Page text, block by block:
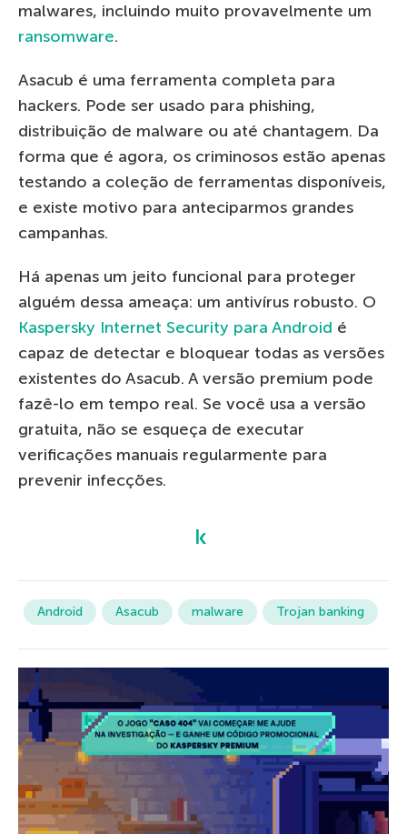
malwares, incluindo muito provavelmente um
ransomware.
Asacub é uma ferramenta completa para
hackers. Pode ser usado para phishing,
distribuição de malware ou até chantagem. Da
forma que é agora, os criminosos estão apenas
testando a coleção de ferramentas disponíveis,
e existe motivo para anteciparmos grandes
campanhas.
Há apenas um jeito funcional para proteger
alguém dessa ameaça: um antivírus robusto. O
Kaspersky Internet Security para Android é
capaz de detectar e bloquear todas as versões
existentes do Asacub. A versão premium pode
fazê-lo em tempo real. Se você usa a versão
gratuita, não se esqueça de executar
verificações manuais regularmente para
prevenir infecções.
Android Asacub malware Trojan banking